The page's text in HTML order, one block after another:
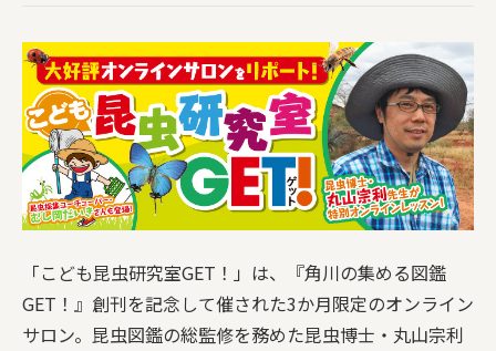
「こども昆虫研究室GET！」は、『角川の集める図鑑
GET！』創刊を記念して催された3か月限定のオンライン
サロン。昆虫図鑑の総監修を務めた昆虫博士・丸山宗利